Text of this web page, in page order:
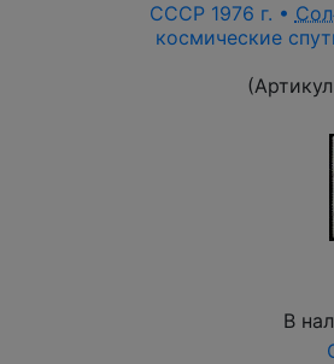
СССР 1976 г. •
космические
В